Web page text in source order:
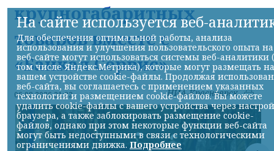
крупногабаритных
товаров вместе с
«Байкал Сервис»
06.08.2026 21:22 НИА-Красноярск
На сайте используется веб-
Для обеспечения оптимальной работы, анализа
использования и улучшения пользовательского опыта на
веб-сайте могут использоваться системы веб-аналитики
том числе Яндекс.Метрика), которые могут размещать на
вашем устройстве cookie-файлы. Продолжая
веб-сайта, вы соглашаетесь с применением указанных
технологий и размещением cookie-файлов. Вы можете
удалить cookie-файлы с вашего устройства через
браузера, а также заблокировать размещение cookie-
файлов, однако при этом некоторые функции веб-сайта
могут быть недоступными в связи с технологическими
ограничениями движка. Подробнее